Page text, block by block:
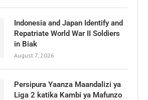
Indonesia and Japan Identify and
Repatriate World War II Soldiers
in Biak
August 7, 2026
Persipura Yaanza Maandalizi ya
Liga 2 katika Kambi ya Mafunzo